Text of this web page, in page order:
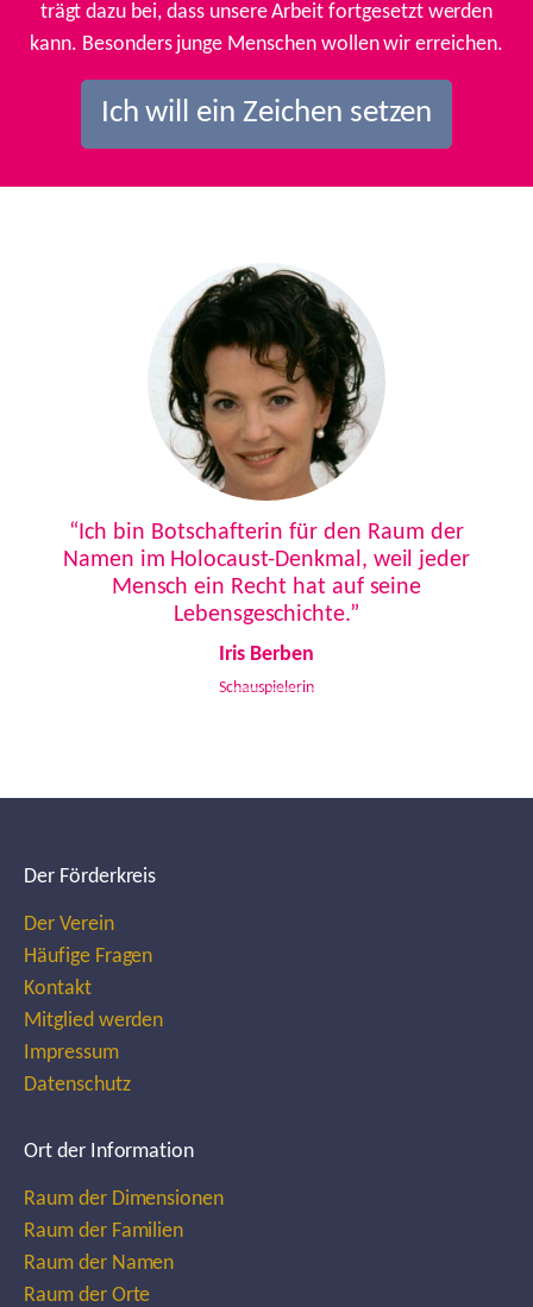
trägt dazu bei, dass unsere Arbeit fortgesetzt werden
kann. Besonders junge Menschen wollen wir erreichen.
Ich will ein Zeichen setzen
“Ich bin Botschafterin für den Raum der
Namen im Holocaust-Denkmal, weil jeder
Mensch ein Recht hat auf seine
Lebensgeschichte.”
Iris Berben
Schauspielerin
Der Förderkreis
Der Verein
Häufige Fragen
Kontakt
Mitglied werden
Impressum
Datenschutz
Ort der Information
Raum der Dimensionen
Raum der Familien
Raum der Namen
Raum der Orte